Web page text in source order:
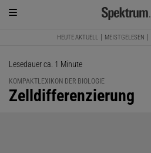
HEUTE AKTUELL MEISTGELESEN
Lesedauer ca. 1 Minute
KOMPAKTLEXIKON DER BIOLOGIE
:
Zelldifferenzierung